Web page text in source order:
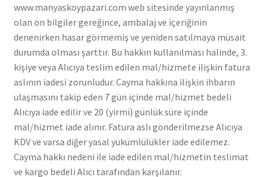
www.manyaskoypazari.com web sitesinde yayınlanmış
olan ön bilgiler gereğince, ambalaj ve içeriğinin
denenirken hasar görmemiş ve yeniden satılmaya müsait
durumda olması şarttır. Bu hakkın kullanılması halinde, 3.
kişiye veya Alıcıya teslim edilen mal/hizmete ilişkin fatura
aslının iadesi zorunludur. Cayma hakkına ilişkin ihbarın
ulaşmasını takip eden 7 gün içinde mal/hizmet bedeli
Alıcıya iade edilir ve 20 (yirmi) günlük süre içinde
mal/hizmet iade alınır. Fatura aslı gönderilmezse Alıcıya
KDV ve varsa diğer yasal yükümlülükler iade edilemez.
Cayma hakkı nedeni ile iade edilen mal/hizmetin teslimat
ve kargo bedeli Alıcı tarafından karşılanır.